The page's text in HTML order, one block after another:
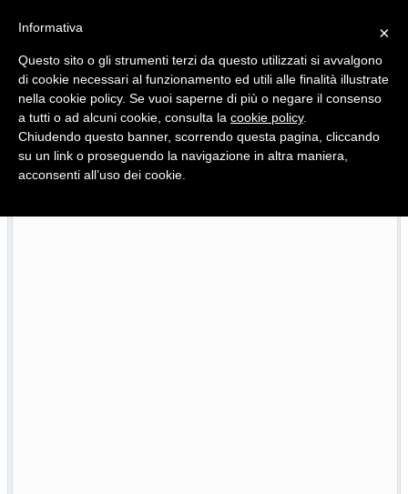
Quotidiano d'informazione distribuito in Molise con
×
Informativa
Questo sito o gli strumenti terzi da questo utilizzati si avvalgono
di cookie necessari al funzionamento ed utili alle finalità illustrate
nella cookie policy. Se vuoi saperne di più o negare il consenso
a tutti o ad alcuni cookie, consulta la cookie policy.
Chiudendo questo banner, scorrendo questa pagina, cliccando
su un link o proseguendo la navigazione in altra maniera,
acconsenti all’uso dei cookie.